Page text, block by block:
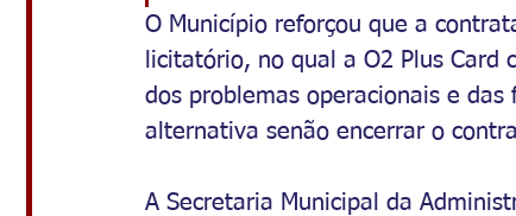
O Município reforçou que a
licitatório, no qual a O2 Plus Card
dos problemas operacionais e
alternativa senão encerrar o
A Secretaria Municipal da